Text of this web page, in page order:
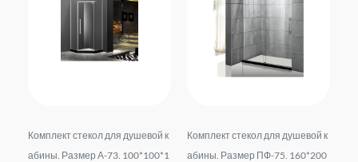
Комплект стекол для душевой к
абины. Размер А-73. 100*100*1
Комплект стекол для душевой к
абины. Размер ПФ-75. 160*200